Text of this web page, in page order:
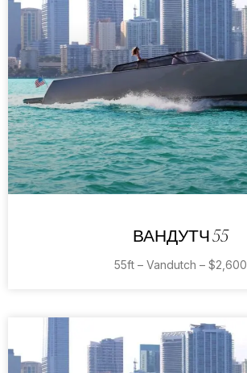
ВАНДУТЧ 55
55ft – Vandutch – $2,600